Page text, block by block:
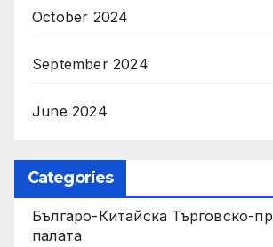
October 2024
September 2024
June 2024
Categories
Българо-Китайска Търговско-
палaта